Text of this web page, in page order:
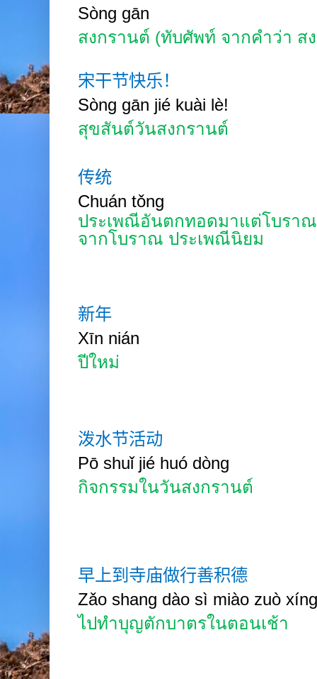
Sòng gān
สงกรานต์ (ทับศัพท์ จากคำว่า ส
宋干节快乐！
Sòng gān jié kuài lè!
สุขสันต์วันสงกรานต์
传统
Chuán tǒng
ประเพณีอันตกทอดมาแต่โบรา
จากโบราณ ประเพณีนิยม
新年
Xīn nián
ปีใหม่
泼水节活动
Pō shuǐ jié huó dòng
กิจกรรมในวันสงกรานต์
早上到寺庙做行善积德
Zǎo shang dào sì miào zuò xíng
ไปทำบุญตักบาตรในตอนเช้า